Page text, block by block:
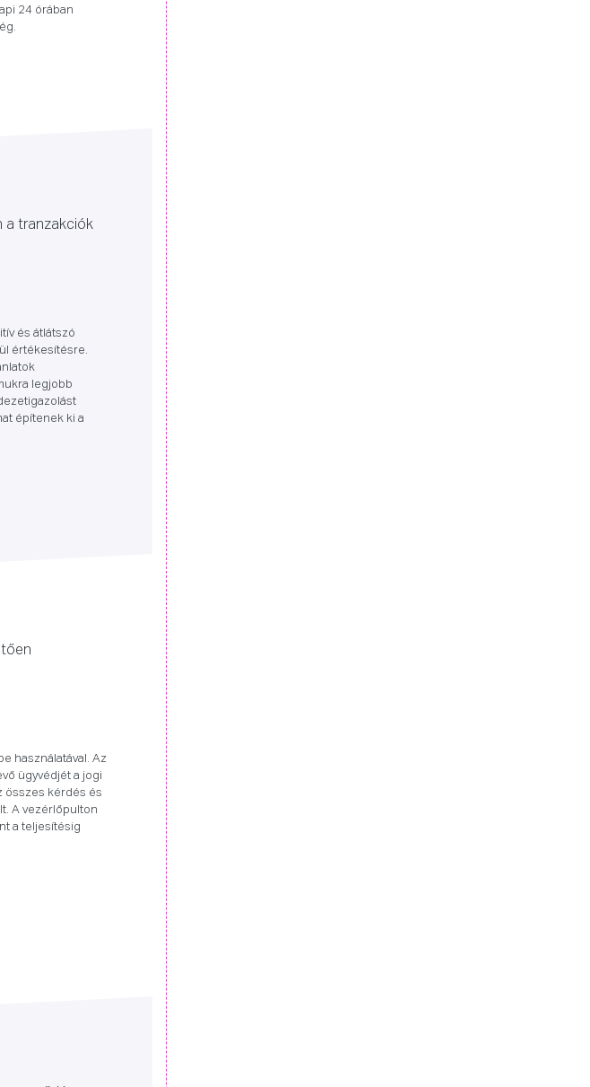
24 órában
a tranzakciók
és átlátszó
értékesítésre.
legjobb
építenek ki a
használatával. Az
ügyvédjét a jogi
összes kérdés és
A vezérlőpulton
a teljesítésig